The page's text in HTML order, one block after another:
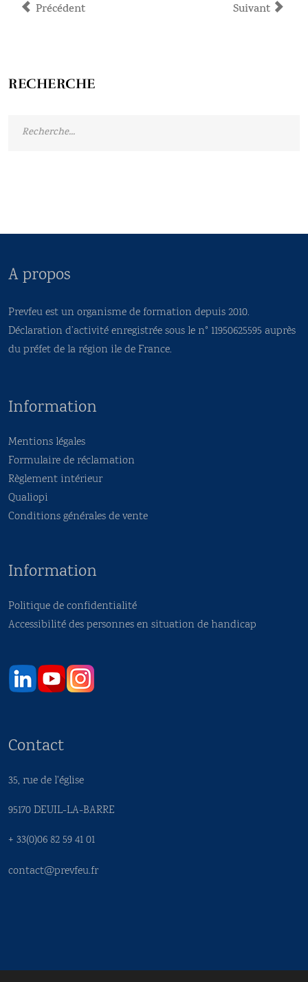
Article précédent : Consigne incendie et évacuation pour
Précédent Article suivant
Suivant
RECHERCHE
A propos
Prevfeu est un organisme de formation depuis 2010.
Déclaration d’activité enregistrée sous le n° 11950625595 auprès
du préfet de la région ile de France.
Information
Mentions légales
Formulaire de réclamation
Règlement intérieur
Qualiopi
Conditions générales de vente
Information
Politique de confidentialité
Accessibilité des personnes en situation de handicap
Contact
35, rue de l'église
95170 DEUIL-LA-BARRE
+ 33(0)06 82 59 41 01
contact@prevfeu.fr